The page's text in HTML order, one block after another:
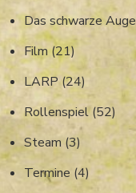
Das schwarze Auge
Film(21)
LARP(24)
Rollenspiel(52)
Steam (3)
Termine (4)